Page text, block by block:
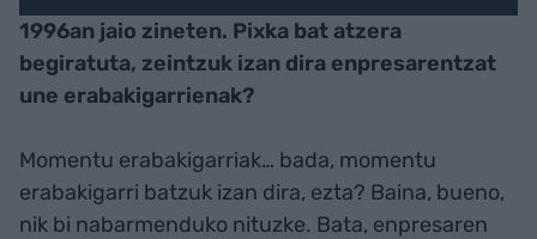
1996an jaio zineten. Pixka bat atzera
begiratuta, zeintzuk izan dira enpresarentzat
une erabakigarrienak?
Momentu erabakigarriak… bada, momentu
erabakigarri batzuk izan dira, ezta? Baina, bueno,
nik bi nabarmenduko nituzke. Bata, enpresaren